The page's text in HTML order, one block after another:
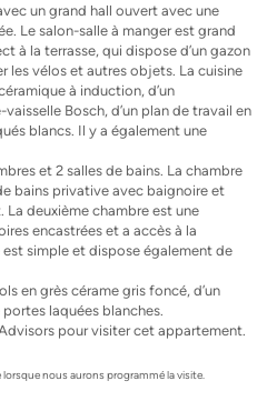
un grand hall ouvert avec une
Le salon-salle à manger est grand
à la terrasse, qui dispose d’un gazon
les vélos et autres objets. La cuisine
à induction, d’un
Bosch, d’un plan de travail en
blancs. Il y a également une
et 2 salles de bains. La chambre
bains privative avec baignoire et
deuxième chambre est une
encastrées et a accès à la
simple et dispose également de
en grès cérame gris foncé, d’un
laquées blanches.
pour visiter cet appartement.
nous aurons programmé la visite.